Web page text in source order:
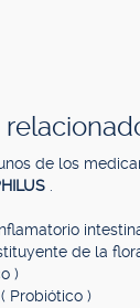
de los
de la
)
( Probiótico )